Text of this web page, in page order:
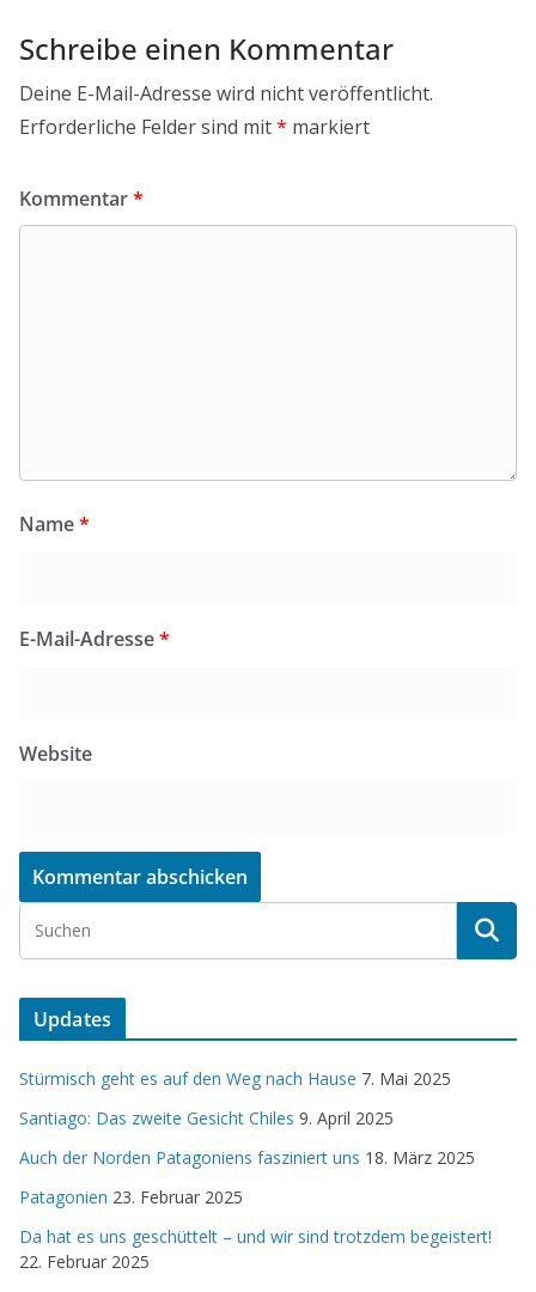
Schreibe einen Kommentar
Deine E-Mail-Adresse wird nicht veröffentlicht.
Erforderliche Felder sind mit* markiert
Kommentar*
Name*
E-Mail-Adresse*
Website
Updates
Stürmisch geht es auf den Weg nach Hause 7. Mai 2025
Santiago: Das zweite Gesicht Chiles 9. April 2025
Auch der Norden Patagoniens fasziniert uns 18. März 2025
Patagonien 23. Februar 2025
Da hat es uns geschüttelt – und wir sind trotzdem begeistert!
22. Februar 2025